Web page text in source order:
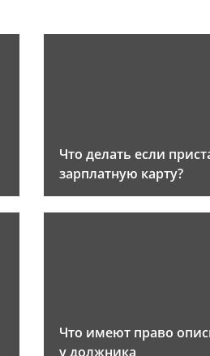
Что делать если
зарплатную карту?
Что имеют право
у должника